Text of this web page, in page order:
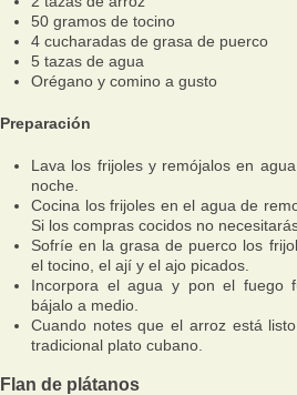
50 gramos de tocino
4 cucharadas de grasa de puerco
5 tazas de agua
Orégano y comino a gusto
Preparación
Lava los frijoles y remójalos en
noche.
Cocina los frijoles en el agua de
Si los compras cocidos no
Sofríe en la grasa de puerco los
el tocino, el ají y el ajo picados.
Incorpora el agua y pon el fuego
bájalo a medio.
Cuando notes que el arroz está
tradicional plato cubano.
Flan de plátanos